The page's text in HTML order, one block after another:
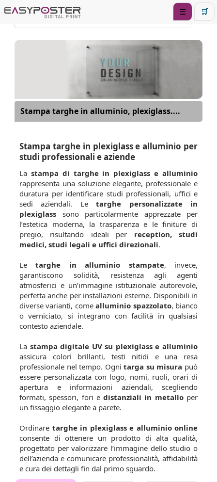
☰ 🛒
Stampa targhe in alluminio, plexiglass....
Stampa targhe in plexiglass e alluminio per
studi professionali e aziende
La stampa di targhe in plexiglass e alluminio
rappresenta una soluzione elegante, professionale e
duratura per identificare studi professionali, uffici e
sedi aziendali. Letarghe personalizzate in
plexiglass sono particolarmente apprezzate per
l’estetica moderna, la trasparenza e le finiture di
pregio, risultando ideali per reception, studi
medici, studi legali e uffici direzionali.
Letarghe in alluminio stampate, invece,
garantiscono solidità, resistenza agli agenti
atmosferici e un’immagine istituzionale autorevole,
perfetta anche per installazioni esterne. Disponibili in
diverse varianti, comealluminio spazzolato, bianco
o verniciato, si integrano con facilità in qualsiasi
contesto aziendale.
La stampa digitale UV su plexiglass e alluminio
assicura colori brillanti, testi nitidi e una resa
professionale nel tempo. Ognitarga su misura può
essere personalizzata con logo, nomi, ruoli, orari di
apertura e informazioni aziendali, scegliendo
formati, spessori, fori edistanziali in metalloper
un fissaggio elegante a parete.
Ordinare targhe in plexiglass e alluminio online
consente di ottenere un prodotto di alta qualità,
progettato per valorizzare l’immagine dello studio o
dell’azienda e comunicare professionalità, affidabilità
e cura dei dettagli fin dal primo sguardo.